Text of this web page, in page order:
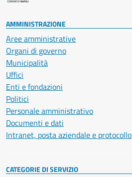
AMMINISTRAZIONE
Aree amministrative
Organi di governo
Municipalità
Uffici
Enti e fondazioni
Politici
Personale amministrativo
Documenti e dati
Intranet, posta aziendale e protocollo
CATEGORIE DI SERVIZIO